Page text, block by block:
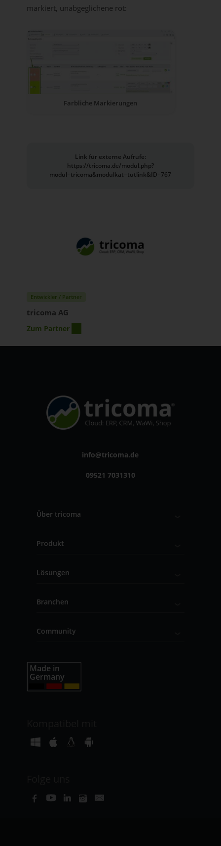
markiert, unabgeglichene rot:
Farbliche Markierungen
Link für externe Aufrufe:
https://tricoma.de/modul.php?
modul=tricoma&modulkat=tutlink&ID=767
Entwickler / Partner
tricoma AG
Zum Partner
info@tricoma.de
09521 7031310
Über tricoma
Produkt
Lösungen
Branchen
Community